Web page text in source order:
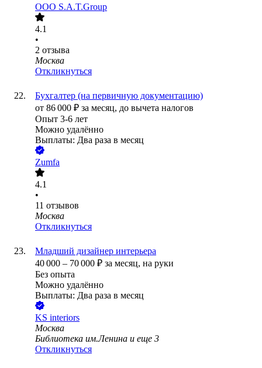
ООО S.A.T.Group
4.1
•
2 отзыва
Москва
Откликнуться
Бухгалтер (на первичную документацию)
от 86 000 ₽ за месяц, до вычета налогов
Опыт 3-6 лет
Можно удалённо
Выплаты: Два раза в месяц
Zumfa
4.1
•
11 отзывов
Москва
Откликнуться
Младший дизайнер интерьера
40 000 – 70 000 ₽ за месяц, на руки
Без опыта
Можно удалённо
Выплаты: Два раза в месяц
KS interiors
Москва
Библиотека им.Ленина и еще 3
Откликнуться